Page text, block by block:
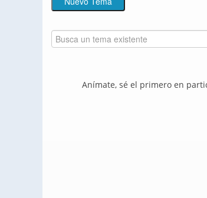
Anímate, sé el primero en